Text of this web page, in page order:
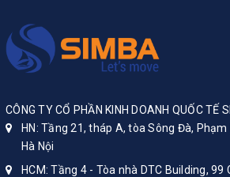
CÔNG TY CỔ PHẦN KINH DOANH QUỐC TẾ
HN: Tầng 21, tháp A, tòa Sông Đà,
Hà Nội
HCM: Tầng 4 - Tòa nhà DTC Building, 99